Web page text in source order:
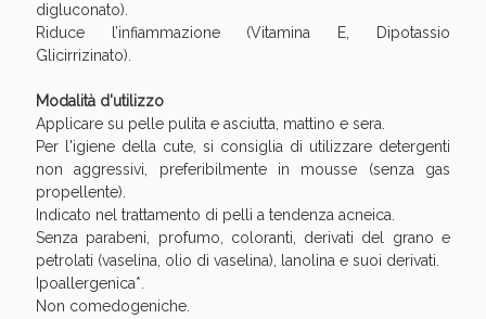
digluconato).
Riduce l’infiammazione (Vitamina E, Dipotassio
Glicirrizinato).
Modalità d'utilizzo
Applicare su pelle pulita e asciutta, mattino e sera.
Per l'igiene della cute, si consiglia di utilizzare detergenti
non aggressivi, preferibilmente in mousse (senza gas
propellente).
Indicato nel trattamento di pelli a tendenza acneica.
Senza parabeni, profumo, coloranti, derivati del grano e
petrolati (vaselina, olio di vaselina), lanolina e suoi derivati.
Ipoallergenica*.
Non comedogeniche.
Scopri le offerte di Oggi